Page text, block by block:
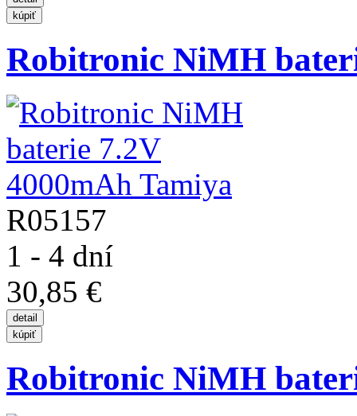
Robitronic NiMH
R05157
1 - 4 dní
30,85 €
Robitronic NiMH